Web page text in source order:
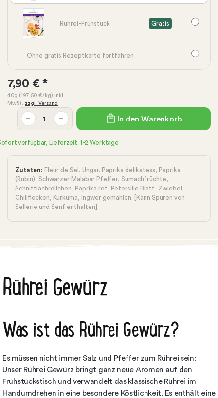
Rührei-Frühstück Gratis
Ohne gratis Rezeptkarte fortfahren
7,90 € *
40g (197,50 €/kg) inkl.
MwSt. zzgl. Versand
In den Warenkorb
verfügbar, Lieferzeit: 1-2 Werktage
Zutaten: Fleur de Sel, Ungar. Paprika delikatess, Paprika
(Rubin), Schwarzer Malabar Pfeffer, Sumachfrüchte,
Schnittlachröllchen, Paprika rot, Petersilie Blatt, Zwiebel,
Chiliflocken, Kurkuma, Ingwer gemahlen. [Kann Spuren von
Sellerie und Senf enthalten].
Rührei Gewürz
Was ist das Rührei Gewürz?
Es müssen nicht immer Salz und Pfeffer zum Rührei sein:
Unser Rührei Gewürz bringt ganz neue Aromen auf den
Frühstückstisch und verwandelt das klassische Rührei im
Handumdrehen in eine besondere Köstlichkeit. Es enthält eine